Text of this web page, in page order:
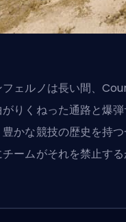
フェルノは長い間、
りくねった通路と爆
かな競技の歴史を持
ームがそれを禁止す